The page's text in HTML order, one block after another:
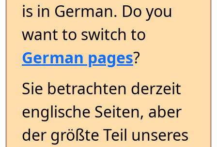
is in German. Do you
want to switch to
German pages?
Sie betrachten derzeit
englische Seiten, aber
der größte Teil unseres